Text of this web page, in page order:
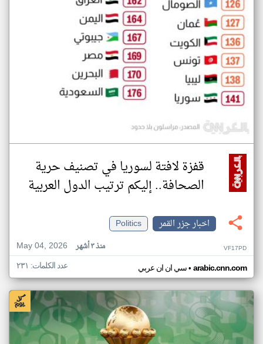
قفزة لافتة لسوريا في تصنيف حرية
الصحافة.. إليكم ترتيب الدول العربية
اخبار جزر القمر
Politics
May 04, 2026
منذ ٣ أشهر VF17PD
سي ان ان عربي• arabic.cnn.com عدد الكلمات: ٢٣١